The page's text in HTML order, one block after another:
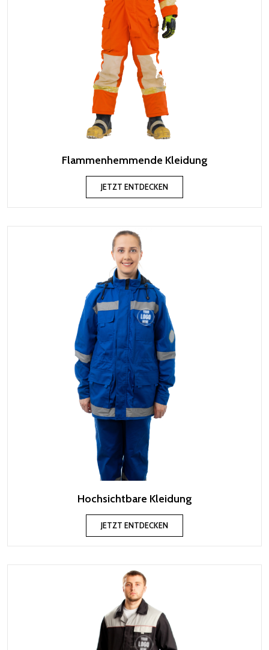
Flammenhemmende Kleidung
JETZT ENTDECKEN
Hochsichtbare Kleidung
JETZT ENTDECKEN